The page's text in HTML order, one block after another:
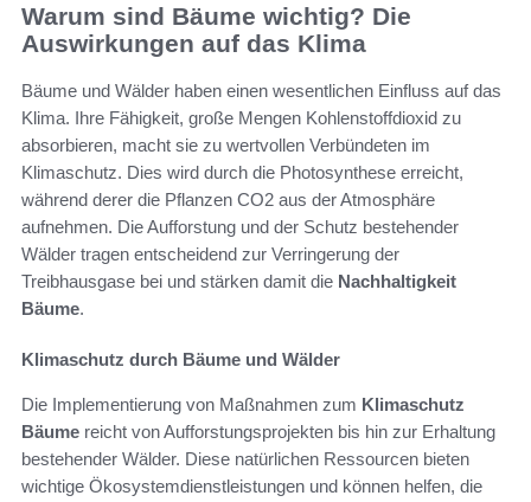
Warum sind Bäume wichtig? Die
Auswirkungen auf das Klima
Bäume und Wälder haben einen wesentlichen Einfluss auf das
Klima. Ihre Fähigkeit, große Mengen Kohlenstoffdioxid zu
absorbieren, macht sie zu wertvollen Verbündeten im
Klimaschutz. Dies wird durch die Photosynthese erreicht,
während derer die Pflanzen CO2 aus der Atmosphäre
aufnehmen. Die Aufforstung und der Schutz bestehender
Wälder tragen entscheidend zur Verringerung der
Treibhausgase bei und stärken damit die Nachhaltigkeit
Bäume.
Klimaschutz durch Bäume und Wälder
Die Implementierung von Maßnahmen zum Klimaschutz
Bäume reicht von Aufforstungsprojekten bis hin zur Erhaltung
bestehender Wälder. Diese natürlichen Ressourcen bieten
wichtige Ökosystemdienstleistungen und können helfen, die